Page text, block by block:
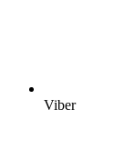
Viber